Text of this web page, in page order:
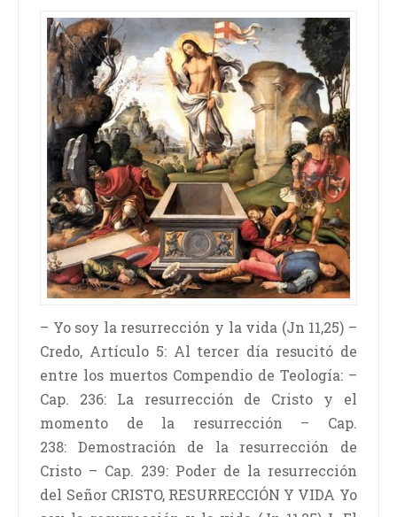
– Yo soy la resurrección y la vida (Jn 11,25) –
Credo, Artículo 5: Al tercer día resucitó de
entre los muertos Compendio de Teología: –
Cap. 236: La resurrección de Cristo y el
momento de la resurrección – Cap.
238: Demostración de la resurrección de
Cristo – Cap. 239: Poder de la resurrección
del Señor CRISTO, RESURRECCIÓN Y VIDA Yo